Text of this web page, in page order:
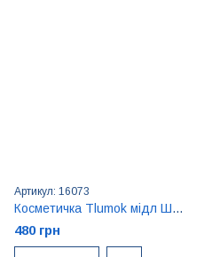
Артикул: 16073
Косметичка Tlumok мідл Шоколад
480 грн